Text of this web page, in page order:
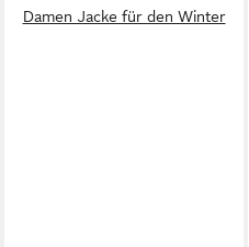
Damen Jacke für den Winter